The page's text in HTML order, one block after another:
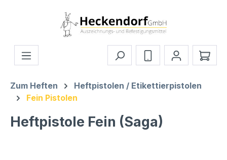
Zum Hauptinhalt springen
Zum Heften
Heftpistolen / Etikettierpistolen
Fein Pistolen
Heftpistole Fein (Saga)